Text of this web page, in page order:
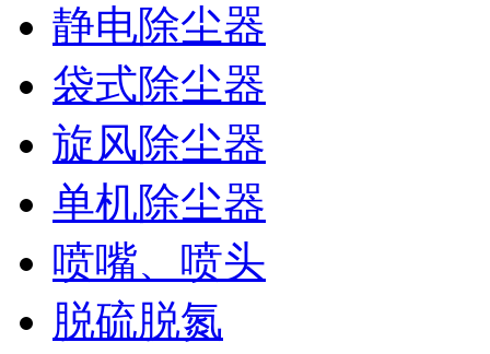
静电除尘器
袋式除尘器
旋风除尘器
单机除尘器
喷嘴、喷头
脱硫脱氮